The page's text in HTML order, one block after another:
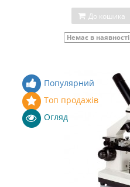
До кошика
Немає в наявності
Популярний
Топ продажів
Огляд